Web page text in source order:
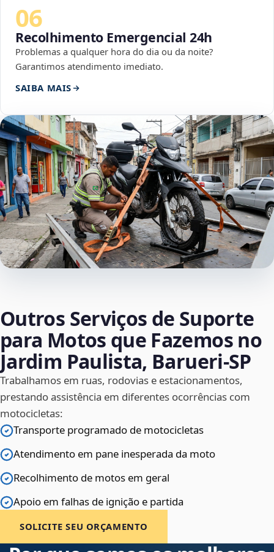
06
Recolhimento Emergencial 24h
Problemas a qualquer hora do dia ou da noite?
Garantimos atendimento imediato.
SAIBA MAIS
Outros Serviços de Suporte
para Motos que Fazemos no
Jardim Paulista, Barueri‑SP
Trabalhamos em ruas, rodovias e estacionamentos,
prestando assistência em diferentes ocorrências com
motocicletas:
Transporte programado de motocicletas
Atendimento em pane inesperada da moto
Recolhimento de motos em geral
Apoio em falhas de ignição e partida
SOLICITE SEU ORÇAMENTO